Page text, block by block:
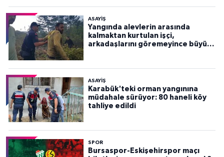
ASAYİŞ
Yangında alevlerin arasında
kalmaktan kurtulan işçi,
arkadaşlarını göremeyince büyük
ASAYİŞ
Karabük'teki orman yangınına
müdahale sürüyor: 80 haneli köy
tahliye edildi
SPOR
Bursaspor-Eskişehirspor maçı